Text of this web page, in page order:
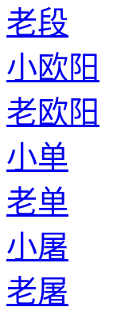
老段
小欧阳
老欧阳
小单
老单
小屠
老屠